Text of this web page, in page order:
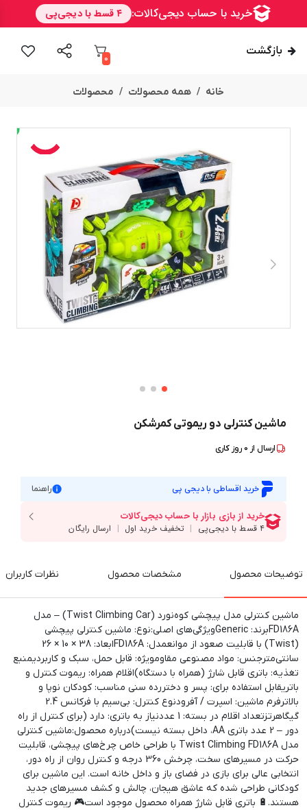
بازگشت
0
خانه همه محصولات محصولات
ماشین کنترلی دو ریموتی کمرشکن
ارسال از 0روز کاری
خرید اقساطی با دیجی پی راهنما
توضیحات محصول مشخصات محصول نظرات کاربران
ماشین کنترلی مدل پیچشی کوه‌نورد (Twist Climbing Car) – مدل
FD186Aبرند: Genericویژگی‌های اصلی:نوع: ماشین کنترلی پیچشی
(Twist) با قابلیت صعود از موانعمدل: FD186Aابعاد: 38 × 10 × 26
سانتی‌مترجنس: مواد مصنوعی مقاومویژه: قابل حمل، سبک و کاربردیمنبع
تغذیه: باتری قابل شارژ (همراه با دستگاه)اقلام همراه: ریموت کنترل و
باتریقابل استفاده برای: پسر و دختررده سنی مناسب: کودکان نوپا و
بالاترفرم ماشین: اسپرت / آفرودنوع کنترل: بی‌سیم با فرکانس 2.4
گیگاهرتزتعداد اقلام در بسته: 1 عددنیاز به باتری: دارد (برای کنترل از راه
دور – 2 عدد باتری AA، داخل بسته نیست)درباره محصول:ماشین کنترلی
مدل Twist Climbing FD186A با طراحی خاص چرخ‌های پیچشی، قابلیت
حرکت در مسیرهای سخت، چرخش 360 درجه و کنترل روان از راه دور،
انتخابی عالی برای بازی در فضای باز و داخل خانه است. این ماشین برای
کودکانی طراحی شده که عاشق هیجان، چالش و کشف مسیرهای جدید
هستند.🔋 باتری قابل شارژ همراه محصول موجود است🎮 ریموت کنترل